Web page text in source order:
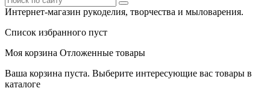
Интернет-магазин рукоделия, творчества и мыловарения.
Список избранного пуст
Моя корзина Отложенные товары
Ваша корзина пуста. Выберите интересующие вас товары в
каталоге